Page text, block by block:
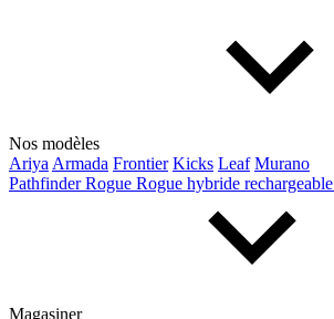
Nos modèles
Ariya Armada Frontier Kicks Leaf Murano
PathfinderRogue Rogue hybride rechargeable
Magasiner